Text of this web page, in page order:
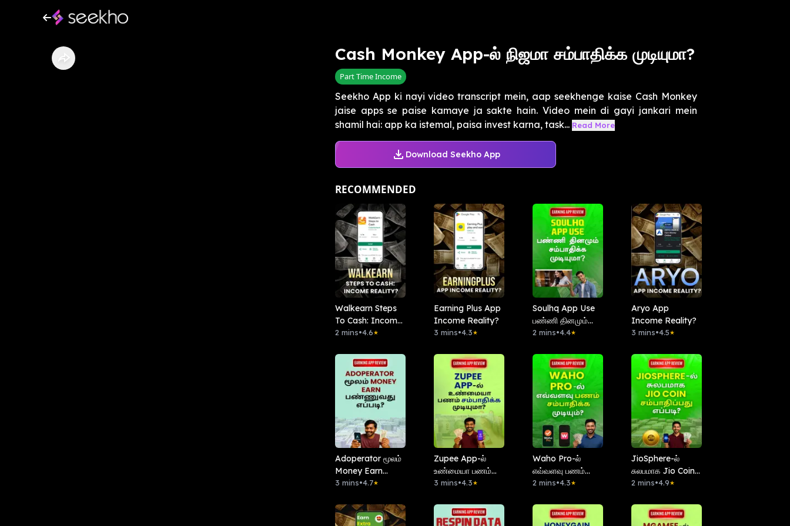
Cash Monkey App-ல் நிஜமா சம்பாதிக்க முடியுமா?
Part Time Income
Seekho App ki nayi video transcript mein, aap seekhenge kaise Cash Monkey
jaise apps se paise kamaye ja sakte hain. Video mein di gayi jankari mein
shamil hai: app ka istemal, paisa invest karna, task... Read More
Download Seekho App
RECOMMENDED
Walkearn Steps
To Cash: Income
Reality?
2 mins•4.6★
Earning Plus App
Income Reality?
3 mins•4.3★
Soulhq App Use
பண்ணி தினமும்
சம்பாதிக்க
2 mins•4.4★
Aryo App
Income Reality?
3 mins•4.5★
Adoperator மூலம்
Money Earn
பண்ணுவது எப்படி?
3 mins•4.7★
Zupee App-ல்
உண்மையா பணம்
சம்பாதிக்க
3 mins•4.3★
Waho Pro-ல்
எவ்வளவு பணம்
சம்பாதிக்க முடியும்?
2 mins•4.3★
JioSphere-ல்
சுலபமாக Jio Coin
சம்பாதிப்பது எப்படி?
2 mins•4.9★